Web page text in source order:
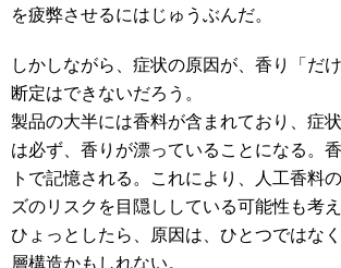
を疲弊させるにはじゅうぶんだ。
しかしながら、症状の原因が、香り「だ
断定はできないだろう。
製品の大半には香料が含まれており、症
は必ず、香りが漂っていることになる。
トで記憶される。これにより、人工香料
ズのリスクを目隠ししている可能性も考
ひょっとしたら、原因は、ひとつではな
層構造かもしれない。